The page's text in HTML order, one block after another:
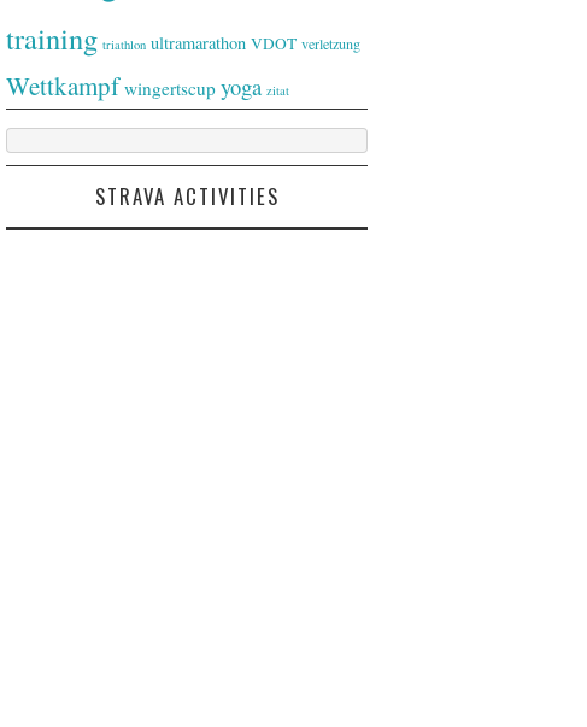
training triathlon ultramarathon VDOT verletzung
Wettkampf wingertscup yoga zitat
STRAVA ACTIVITIES